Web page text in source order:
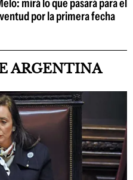
mirá lo que pasará para el
por la primera fecha
ARGENTINA